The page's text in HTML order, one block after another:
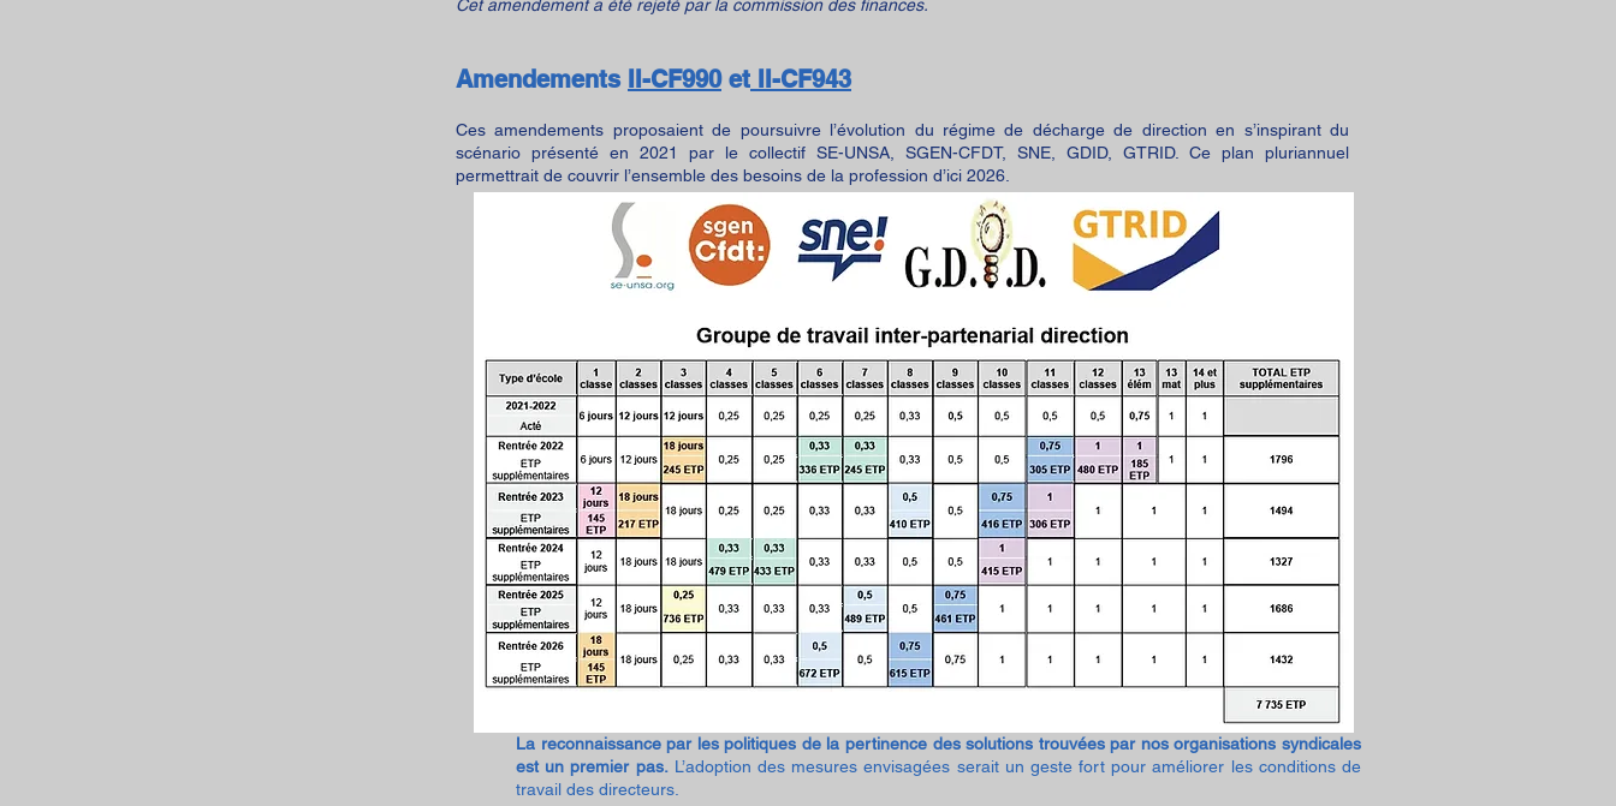
Cet amendement a été rejeté par la commission des finances.
Amendements II-CF990et II-CF943​
Ces amendements proposaient de poursuivre l’évolution du régime de décharge de direction en s’inspirant du
scénario présenté en 2021 par le collectif SE-UNSA, SGEN-CFDT, SNE, GDID, GTRID. Ce plan pluriannuel
permettrait de couvrir l’ensemble des besoins de la profession d’ici 2026.
La reconnaissance par les politiques de la pertinence des solutions trouvées par nos organisations syndicales
est un premier pas. L’adoption des mesures envisagées serait un geste fort pour améliorer les conditions de
travail des directeurs.